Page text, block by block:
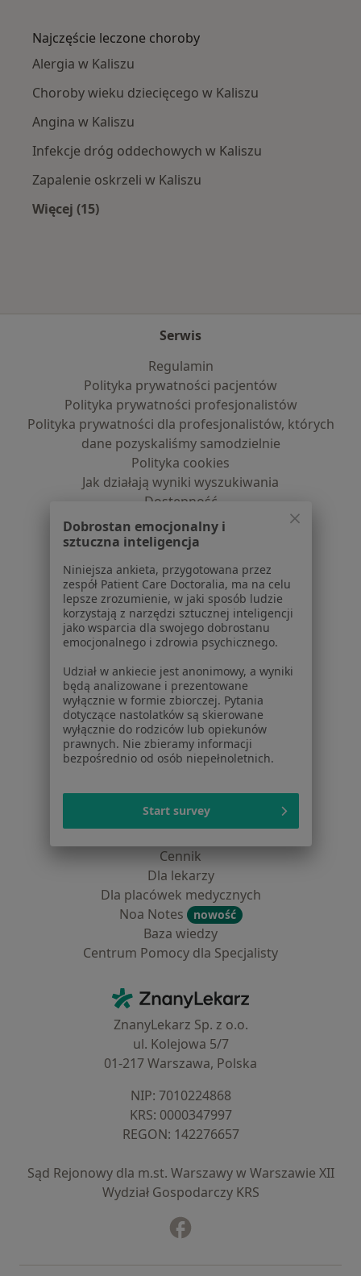
Najczęście leczone choroby
Alergia w Kaliszu
Choroby wieku dziecięcego w Kaliszu
Angina w Kaliszu
Infekcje dróg oddechowych w Kaliszu
Zapalenie oskrzeli w Kaliszu
Więcej (15)
Serwis
Regulamin
Polityka prywatności pacjentów
Polityka prywatności profesjonalistów
Polityka prywatności dla profesjonalistów, których
dane pozyskaliśmy samodzielnie
Polityka cookies
Jak działają wyniki wyszukiwania
Dostępność
O nas
Praca Rekrutujemy!
Centrum prasowe
Kontakt
Dla pacjentów
Placówki medyczne
Pytania i odpowiedzi
Usługi i zabiegi
Choroby
Pomoc
Blog dla pacjentów
Dla profesjonalistów
Cennik
Dla lekarzy
Dla placówek medycznych
Noa Notes
nowość
Baza wiedzy
Centrum Pomocy dla Specjalisty
ZnanyLekarz - Strona główna
ZnanyLekarz Sp. z o.o.
ul. Kolejowa 5/7
01-217 Warszawa, Polska
NIP: ⁠7010224868
KRS: ⁠0000347997
REGON: ⁠142276657
Sąd Rejonowy dla m.st. Warszawy w Warszawie XII
Wydział Gospodarczy KRS
Dobrostan emocjonalny i
sztuczna inteligencja
Niniejsza ankieta, przygotowana przez
zespół Patient Care Doctoralia, ma na celu
lepsze zrozumienie, w jaki sposób ludzie
korzystają z narzędzi sztucznej inteligencji
jako wsparcia dla swojego dobrostanu
emocjonalnego i zdrowia psychicznego.
Udział w ankiecie jest anonimowy, a wyniki
będą analizowane i prezentowane
wyłącznie w formie zbiorczej. Pytania
dotyczące nastolatków są skierowane
wyłącznie do rodziców lub opiekunów
prawnych. Nie zbieramy informacji
bezpośrednio od osób niepełnoletnich.
Start survey